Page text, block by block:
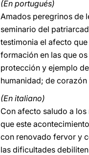
(En portugués)
Amados peregrinos de
seminario del
testimonia el afecto
formación en las que
protección y ejemplo
humanidad; de
(En italiano)
Con afecto saludo a
que este
con renovado fervor y
las dificultades